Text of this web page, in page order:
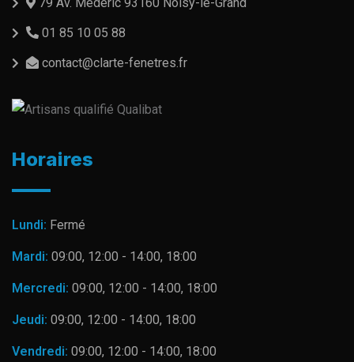
01 85 10 05 88
contact@clarte-fenetres.fr
Horaires
Lundi: Fermé
Mardi: 09:00, 12:00 - 14:00, 18:00
Mercredi: 09:00, 12:00 - 14:00, 18:00
Jeudi: 09:00, 12:00 - 14:00, 18:00
Vendredi: 09:00, 12:00 - 14:00, 18:00